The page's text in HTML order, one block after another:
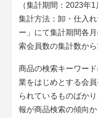
（集計期間：2023年
集計方法：卸・仕入
ー」にて集計期間各
索会員数の集計数から
商品の検索キーワー
業をはじめとする会
られているものばか
報が商品検索の傾向